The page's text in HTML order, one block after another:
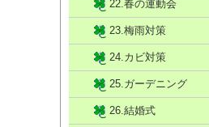
22.春の運動会
23.梅雨対策
24.カビ対策
25.ガーデニング
26.結婚式